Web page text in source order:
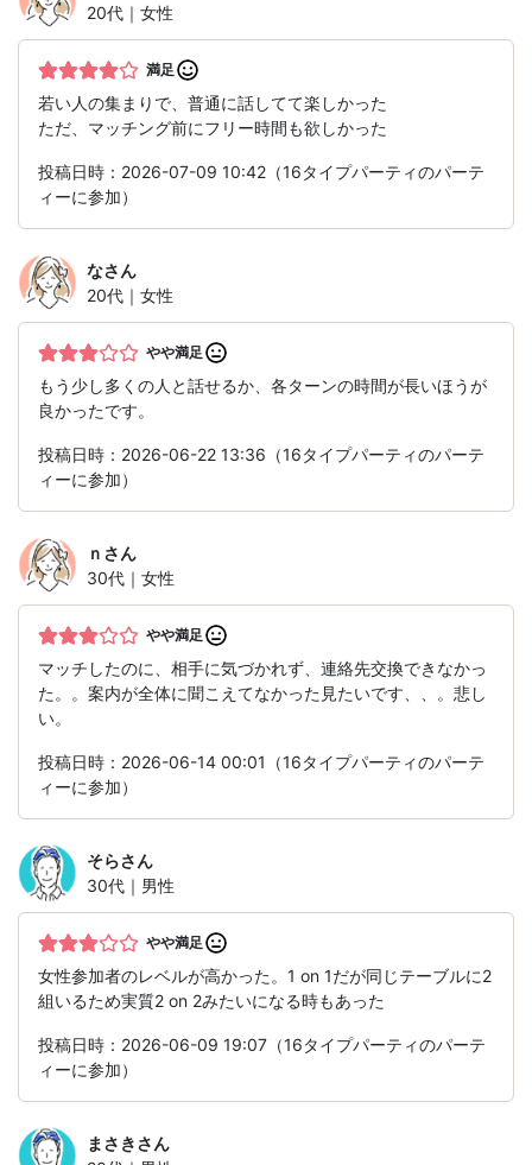
20代｜女性
満足
若い人の集まりで、普通に話してて楽しかった
ただ、マッチング前にフリー時間も欲しかった
投稿日時：2026-07-09 10:42（16タイプパーティのパーテ
ィーに参加）
なさん
20代｜女性
やや満足
もう少し多くの人と話せるか、各ターンの時間が長いほうが
良かったです。
投稿日時：2026-06-22 13:36（16タイプパーティのパーテ
ィーに参加）
ｎ さん
30代｜女性
やや満足
マッチしたのに、相手に気づかれず、連絡先交換できなかっ
た。。案内が全体に聞こえてなかった見たいです、、。悲し
い。
投稿日時：2026-06-14 00:01（16タイプパーティのパーテ
ィーに参加）
そらさん
30代｜男性
やや満足
女性参加者のレベルが高かった。1 on 1だが同じテーブルに2
組いるため実質2 on 2みたいになる時もあった
投稿日時：2026-06-09 19:07（16タイプパーティのパーテ
ィーに参加）
まさきさん